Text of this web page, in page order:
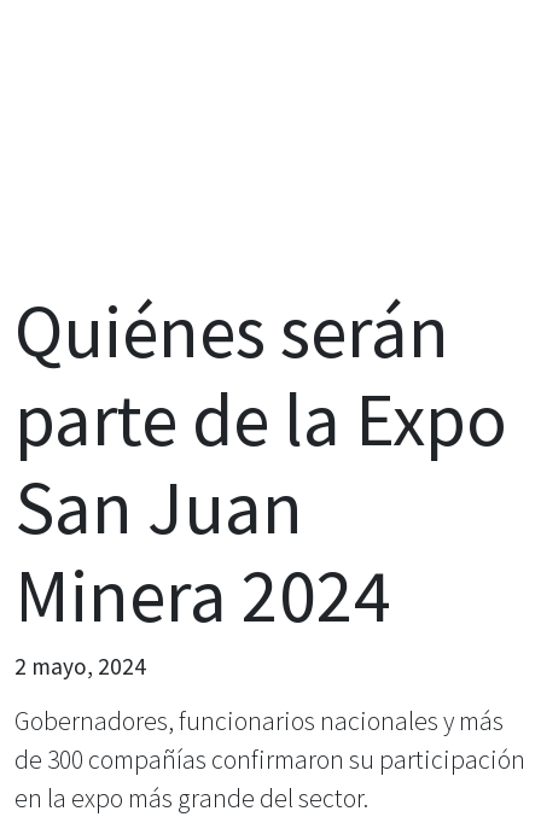
Quiénes serán
parte de la Expo
San Juan
Minera 2024
2 mayo, 2024
Gobernadores, funcionarios nacionales y más
de 300 compañías confirmaron su participación
en la expo más grande del sector.